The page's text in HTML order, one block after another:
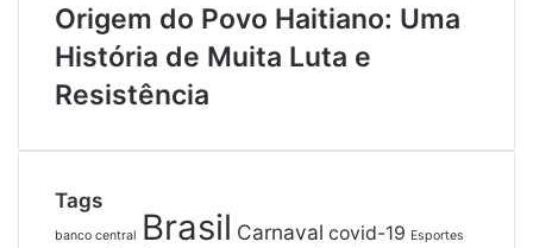
Origem do Povo Haitiano: Uma
História de Muita Luta e
Resistência
Tags
banco central Brasil Carnaval covid-19 Esportes